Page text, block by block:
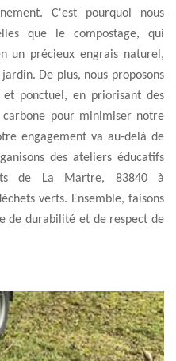
C'est pourquoi nous
que le compostage, qui
un précieux engrais naturel,
De plus, nous proposons
ponctuel, en priorisant des
pour minimiser notre
engagement va au-delà de
des ateliers éducatifs
de La Martre, 83840 à
verts. Ensemble, faisons
de durabilité et de respect de